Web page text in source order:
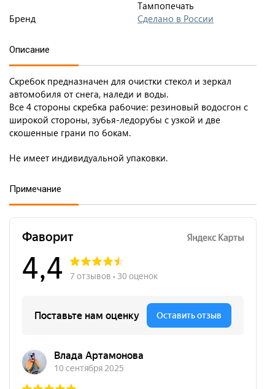
Тампопечать
Бренд
Сделано в России
Описание
Скребок предназначен для очистки стекол и зеркал
автомобиля от снега, наледи и воды.
Все 4 стороны скребка рабочие: резиновый водосгон с
широкой стороны, зубья-ледорубы с узкой и две
скошенные грани по бокам.
Не имеет индивидуальной упаковки.
Примечание